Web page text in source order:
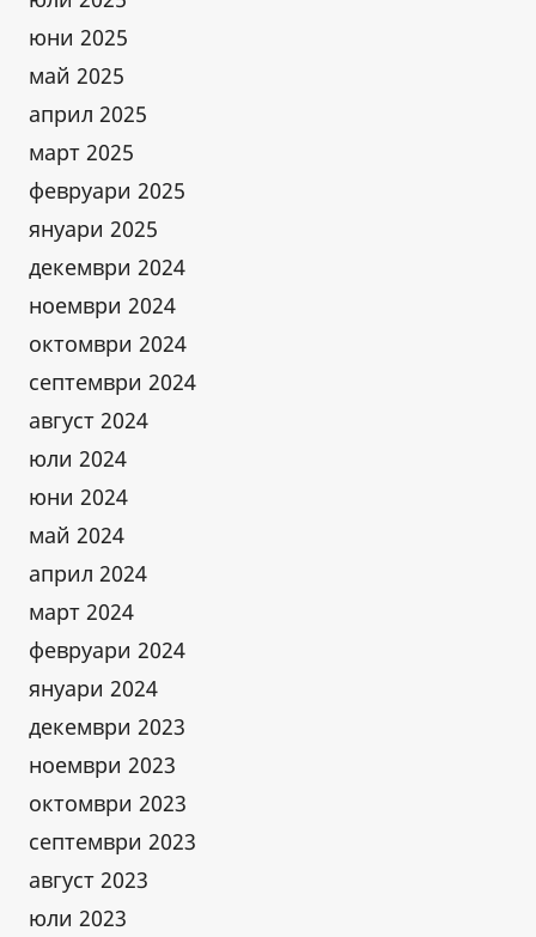
юни 2025
май 2025
април 2025
март 2025
февруари 2025
януари 2025
декември 2024
ноември 2024
октомври 2024
септември 2024
август 2024
юли 2024
юни 2024
май 2024
април 2024
март 2024
февруари 2024
януари 2024
декември 2023
ноември 2023
октомври 2023
септември 2023
август 2023
юли 2023